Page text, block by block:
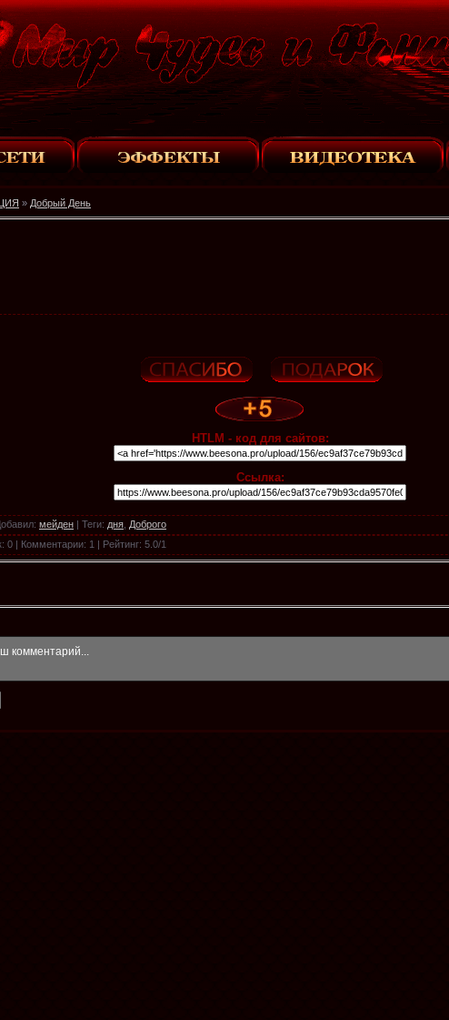
» Добрый День
HTLM - код для сайтов:
Ссылка:
: мейден | Теги: дня Доброго
: 0 | Комментарии: 1 | Рейтинг: 5.0/1